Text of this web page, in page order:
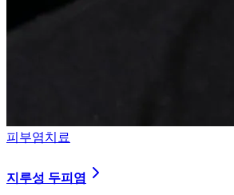
피부염치료
지루성 두피염